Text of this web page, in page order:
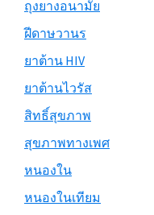
ถุงยางอนามัย
ฝีดาษวานร
ยาต้าน HIV
ยาต้านไวรัส
สิทธิ์สุขภาพ
สุขภาพทางเพศ
หนองใน
หนองในเทียม